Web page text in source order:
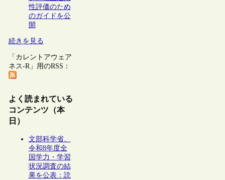
性評価のため
のガイドを公
開
続きを見る
「カレントアウェア
ネス-R」用のRSS：
よく読まれている
コンテンツ（本
日）
文部科学省、
令和8年度全
国学力・学習
状況調査の結
果を公表：読